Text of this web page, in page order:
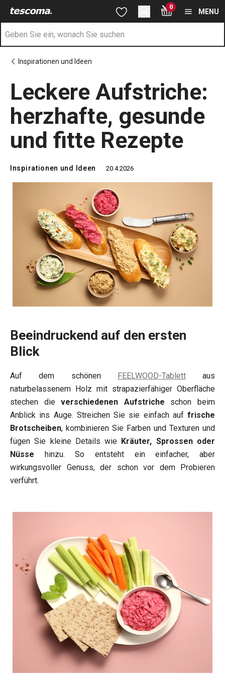
Sie befinden sich auf der Leckere Aufstriche: herzhafte,
Zum Hauptinhalt springen
Zur Suche springen
Zur Navigation springen 0
MENU
Inspirationen und Ideen
Leckere Aufstriche:
herzhafte, gesunde
und fitte Rezepte
Inspirationen und Ideen 20.4.2026
Beeindruckend auf den ersten
Blick
Auf dem schönen FEELWOOD-Tablettaus
naturbelassenem Holz mit strapazierfähiger Oberfläche
stechen dieverschiedenen Aufstriche schon beim
Anblick ins Auge. Streichen Sie sie einfach auf frische
Brotscheiben, kombinieren Sie Farben und Texturen und
fügen Sie kleine Details wie Kräuter, Sprossen oder
Nüsse hinzu. So entsteht ein einfacher, aber
wirkungsvoller Genuss, der schon vor dem Probieren
verführt.